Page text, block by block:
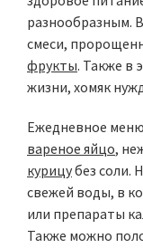
разнообразным.
смеси,
фрукты. Также в
жизни, хомяк
Ежедневное
вареное яйцо,
курицубез соли.
свежей воды, в
или препараты
Также можно